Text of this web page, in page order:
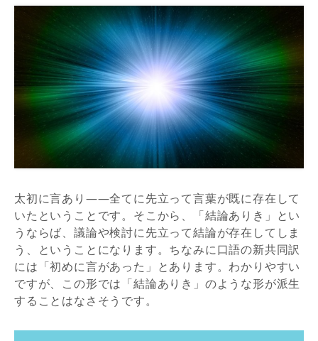
太初に言あり――全てに先立って言葉が既に存在して
いたということです。そこから、「結論ありき」とい
うならば、議論や検討に先立って結論が存在してしま
う、ということになります。ちなみに口語の新共同訳
には「初めに言があった」とあります。わかりやすい
ですが、この形では「結論ありき」のような形が派生
することはなさそうです。